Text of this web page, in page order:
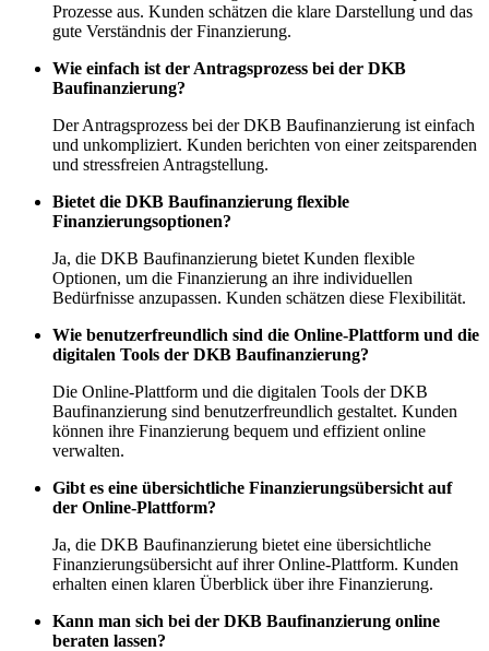
Prozesse aus. Kunden schätzen die klare Darstellung und das
gute Verständnis der Finanzierung.
Wie einfach ist der Antragsprozess bei der DKB
Baufinanzierung?
Der Antragsprozess bei der DKB Baufinanzierung ist einfach
und unkompliziert. Kunden berichten von einer zeitsparenden
und stressfreien Antragstellung.
Bietet die DKB Baufinanzierung flexible
Finanzierungsoptionen?
Ja, die DKB Baufinanzierung bietet Kunden flexible
Optionen, um die Finanzierung an ihre individuellen
Bedürfnisse anzupassen. Kunden schätzen diese Flexibilität.
Wie benutzerfreundlich sind die Online-Plattform und die
digitalen Tools der DKB Baufinanzierung?
Die Online-Plattform und die digitalen Tools der DKB
Baufinanzierung sind benutzerfreundlich gestaltet. Kunden
können ihre Finanzierung bequem und effizient online
verwalten.
Gibt es eine übersichtliche Finanzierungsübersicht auf
der Online-Plattform?
Ja, die DKB Baufinanzierung bietet eine übersichtliche
Finanzierungsübersicht auf ihrer Online-Plattform. Kunden
erhalten einen klaren Überblick über ihre Finanzierung.
Kann man sich bei der DKB Baufinanzierung online
beraten lassen?